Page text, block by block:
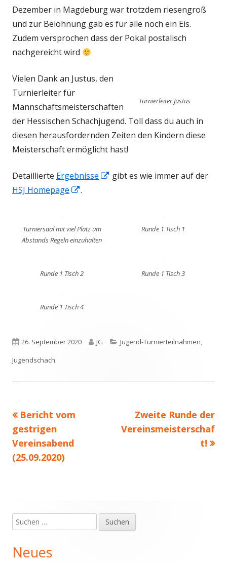
Dezember in Magdeburg war trotzdem riesengroß
und zur Belohnung gab es für alle noch ein Eis.
Zudem versprochen dass der Pokal postalisch
nachgereicht wird
Turnierleiter Justus
Vielen Dank an Justus, den
Turnierleiter für
Mannschaftsmeisterschaften
der Hessischen Schachjugend. Toll dass du auch in
diesen herausfordernden Zeiten den Kindern diese
Meisterschaft ermöglicht hast!
Detaillierte Ergebnisse
In
gibt es wie immer auf der
HSJ Homepage
In
öffnen
.
Turniersaal mit viel Platz um
Abstands Regeln einzuhalten
Runde 1 Tisch 1
Runde 1 Tisch 2 Runde 1 Tisch 3
Runde 1 Tisch 4
Veröffentlicht
am
26. September 2020 Autor
JG Kategorien
Jugend-Turnierteilnahmen,
Jugendschach
Beitragsnavigation
Vorheriger
Beitrag:
Bericht vom
gestrigen
Vereinsabend
(25.09.2020)
Nächster
Beitrag
Zweite Runde der
Vereinsmeisterschaf
t!
Haupt-
Seitenleiste
Suchen
nach:
Neues